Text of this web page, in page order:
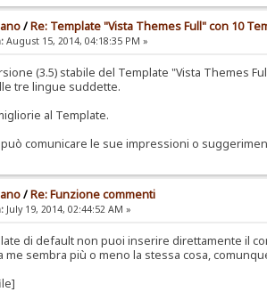
/Re: Template "Vista Themes Full" con 10
August 15, 2014, 04:18:35 PM »
(3.5) stabile del Template "Vista Themes
tre lingue suddette.
al Template.
comunicare le sue impressioni o
/Re: Funzione commenti
July 19, 2014, 02:44:52 AM »
di default non puoi inserire direttamente il
me sembra più o meno la stessa cosa,